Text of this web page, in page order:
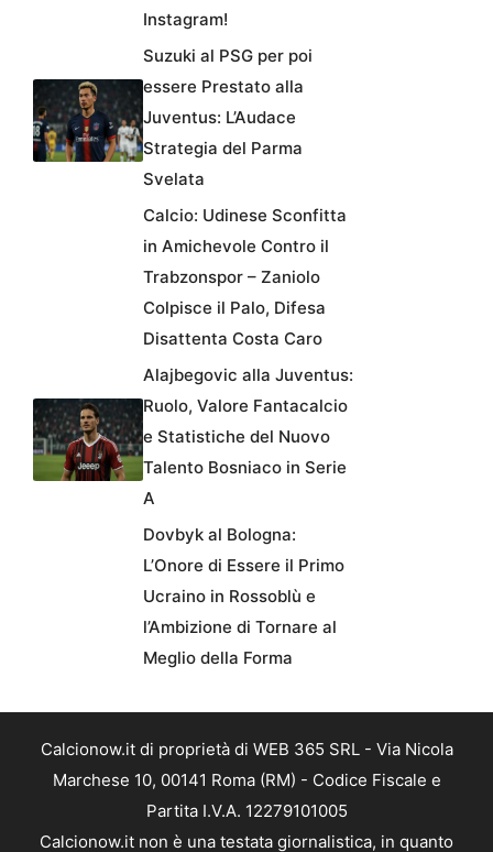
Instagram!
Suzuki al PSG per poi
essere Prestato alla
Juventus: L’Audace
Strategia del Parma
Svelata
Calcio: Udinese Sconfitta
in Amichevole Contro il
Trabzonspor – Zaniolo
Colpisce il Palo, Difesa
Disattenta Costa Caro
Alajbegovic alla Juventus:
Ruolo, Valore Fantacalcio
e Statistiche del Nuovo
Talento Bosniaco in Serie
A
Dovbyk al Bologna:
L’Onore di Essere il Primo
Ucraino in Rossoblù e
l’Ambizione di Tornare al
Meglio della Forma
Calcionow.it di proprietà di WEB 365 SRL - Via Nicola
Marchese 10, 00141 Roma (RM) - Codice Fiscale e
Partita I.V.A. 12279101005
Calcionow.it non è una testata giornalistica, in quanto